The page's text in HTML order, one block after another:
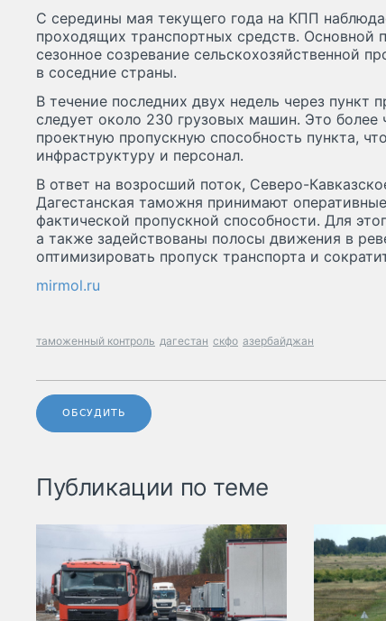
С середины мая текущего года на КПП
проходящих транспортных средств. Основной
сезонное созревание сельскохозяйственной
в соседние страны.
В течение последних двух недель через пункт
следует около 230 грузовых машин. Это
проектную пропускную способность пункта,
инфраструктуру и персонал.
В ответ на возросший поток, Северо-
Дагестанская таможня принимают
фактической пропускной способности. Для
а также задействованы полосы движения в
оптимизировать пропуск транспорта и
mirmol.ru
таможенный контроль дагестан скфо азербайджан
ОБСУДИТЬ
Публикации по теме